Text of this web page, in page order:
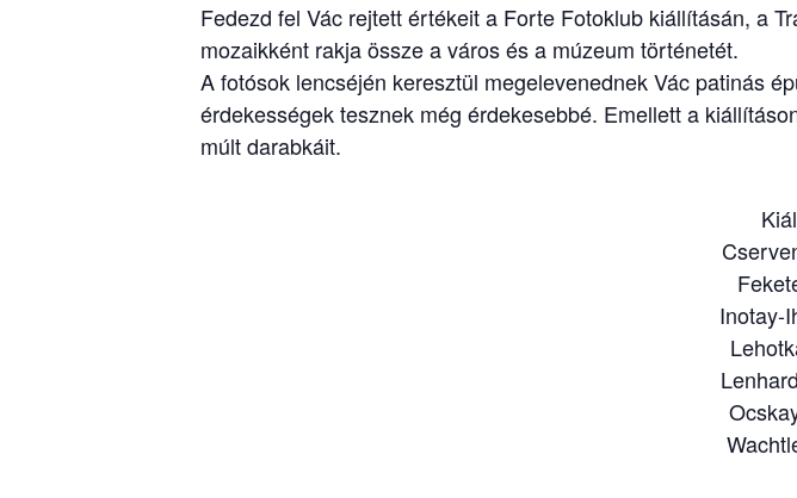
Fedezd fel Vác rejtett értékeit a Forte Fotoklub kiállításán, a
mozaikként rakja össze a város és a múzeum történetét.
A fotósok lencséjén keresztül megelevenednek Vác patinás
érdekességek tesznek még érdekesebbé. Emellett a
múlt darabkáit.
Inotay-